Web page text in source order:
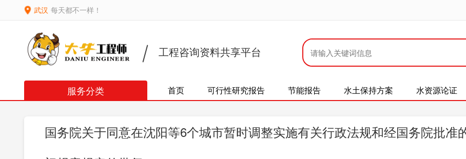
武汉 每天都不一样！
工程咨询资料共享平台
服务分类 首页 可行性研究报告 节能报告 水土保持方案 水资源论证
国务院关于同意在沈阳等6个城市暂时调整实施有关行政法规和经国务院批准